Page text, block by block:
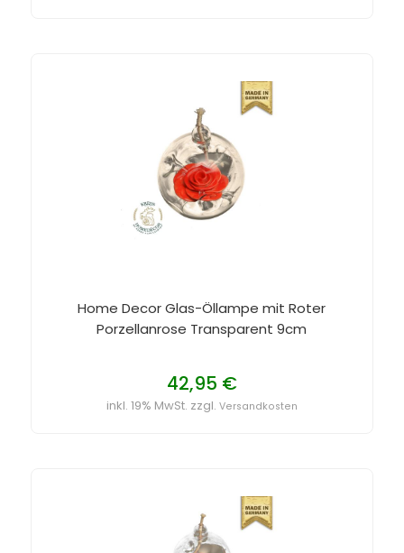
Home Decor Glas-Öllampe mit Roter
Porzellanrose Transparent 9cm
42,95 €
inkl. 19% MwSt. zzgl. Versandkosten